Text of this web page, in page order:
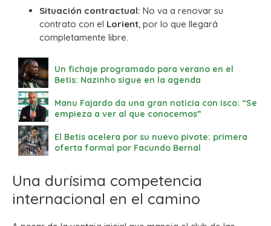
Situación contractual: No va a renovar su
contrato con el Lorient, por lo que llegará
completamente libre.
Un fichaje programado para verano en el
Betis: Nazinho sigue en la agenda
Manu Fajardo da una gran noticia con Isco: “Se
empieza a ver al que conocemos”
El Betis acelera por su nuevo pivote: primera
oferta formal por Facundo Bernal
Una durísima competencia
internacional en el camino